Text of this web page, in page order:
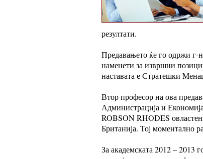
резултати.
Предавањето ќе го одржи г-
наменети за извршни
наставата е Стратешки
Втор професор на ова
Администрација и
ROBSON RHODES
Британија. Тој моментално
За академската 2012 – 2013